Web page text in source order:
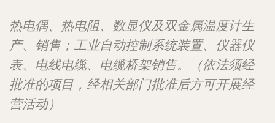
热电偶、热电阻、数显仪及双金属温度计生
产、销售；工业自动控制系统装置、仪器仪
表、电线电缆、电缆桥架销售。（依法须经
批准的项目，经相关部门批准后方可开展经
营活动）